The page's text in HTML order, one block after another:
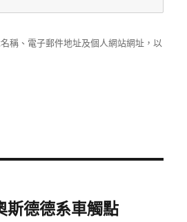
稱、電子郵件地址及個人網站網址，以
斯德德系車觸點